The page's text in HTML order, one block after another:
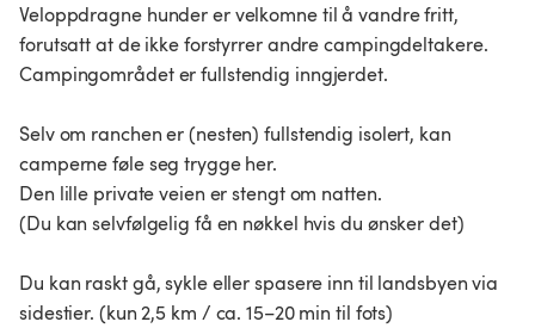
Veloppdragne hunder er velkomne til å vandre fritt,
forutsatt at de ikke forstyrrer andre campingdeltakere.
Campingområdet er fullstendig inngjerdet.
Selv om ranchen er (nesten) fullstendig isolert, kan
camperne føle seg trygge her.
Den lille private veien er stengt om natten.
(Du kan selvfølgelig få en nøkkel hvis du ønsker det)
Du kan raskt gå, sykle eller spasere inn til landsbyen via
sidestier. (kun 2,5 km / ca. 15–20 min til fots)